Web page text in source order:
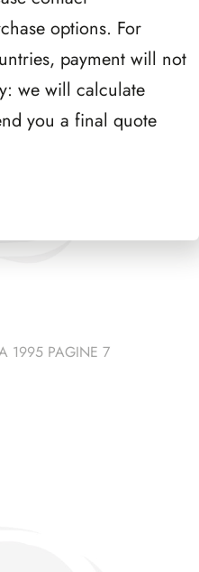
1995 PAGINE 7
options. For
payment will not
we will calculate
you a final quote